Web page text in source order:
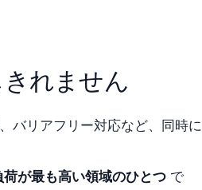
きれません
バリアフリー対応など、同時に
が最も高い領域のひとつ で